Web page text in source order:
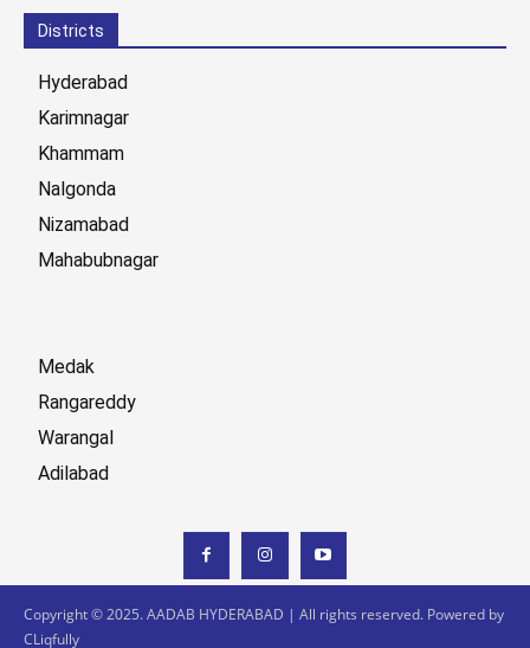
Districts
Hyderabad
Karimnagar
Khammam
Nalgonda
Nizamabad
Mahabubnagar
Medak
Rangareddy
Warangal
Adilabad
Copyright © 2025. AADAB HYDERABAD | All rights reserved. Powered by
CLiqfully